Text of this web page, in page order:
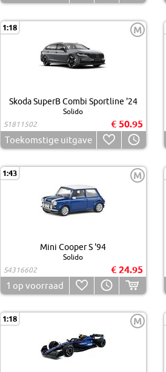
1:18 M
Skoda SuperB Combi Sportline '24
Solido
S1811502
€ 50.95
Toekomstige uitgave
1:43 M
Mini Cooper S '94
Solido
S4316602
€ 24.95
1 op voorraad
1:18 M